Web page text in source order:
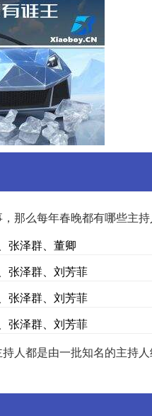
那么每年春晚都有哪些主
张泽群、董卿
张泽群、刘芳菲
张泽群、刘芳菲
张泽群、刘芳菲
人都是由一批知名的主持